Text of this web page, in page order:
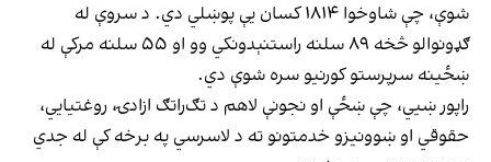
شوې، چې شاوخوا ۱۸۱۴ کسان یې پوښلي دي. د سروې له
ګډونوالو څخه ۸۹ سلنه راستنېدونکي وو او ۵۵ سلنه مرکې له
ښځینه سرپرستو کورنیو سره شوې دي.
راپور ښيي، چې ښځې او نجونې لاهم د تګ‌راتګ ازادۍ، روغتیايي،
حقوقي او ښوونیزو خدمتونو ته د لاسرسي په برخه کې له جدي